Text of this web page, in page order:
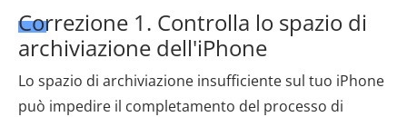
Correzione 1. Controlla lo spazio di
archiviazione dell'iPhone
Lo spazio di archiviazione insufficiente sul tuo iPhone
può impedire il completamento del processo di